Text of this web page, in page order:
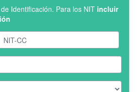
Identificación. Para los NIT incluir